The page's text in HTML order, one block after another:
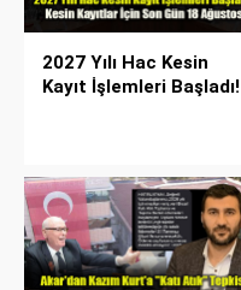
2027 Yılı Hac Kesin
Kayıt İşlemleri Başladı!